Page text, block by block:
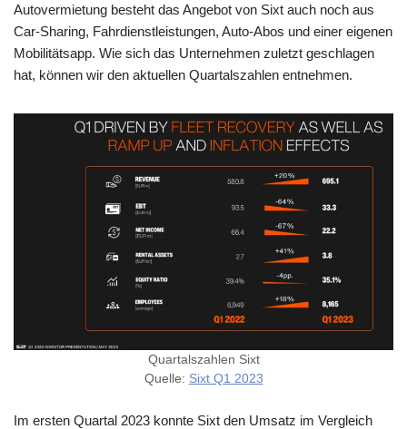
Autovermietung besteht das Angebot von Sixt auch noch aus
Car-Sharing, Fahrdienstleistungen, Auto-Abos und einer eigenen
Mobilitätsapp. Wie sich das Unternehmen zuletzt geschlagen
hat, können wir den aktuellen Quartalszahlen entnehmen.
Quartalszahlen Sixt
Quelle: Sixt Q1 2023
Im ersten Quartal 2023 konnte Sixt den Umsatz im Vergleich